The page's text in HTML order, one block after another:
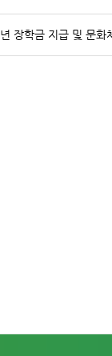
장학금 지급 및 문화